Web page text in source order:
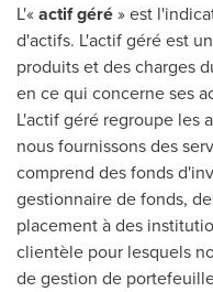
L'«actif géré» est
d'actifs. L'actif géré est
produits et des charges
en ce qui concerne ses
L'actif géré regroupe les
nous fournissons des
comprend des fonds
gestionnaire de fonds,
placement à des
clientèle pour lesquels
de gestion de